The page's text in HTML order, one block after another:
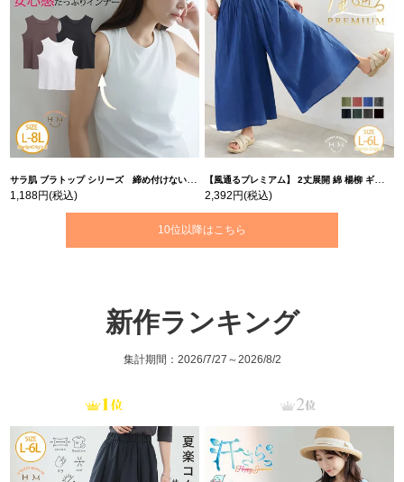
サラ肌 ブラトップ シリーズ 締め付けない リブ タンクトップ | 大きいサイズの通販ならハッピーマリリン
1,188円(税込)
【風通るプレミアム】 2丈展開 綿 楊柳 ギャザー フレア スカンツ 【ウェストゴム】 | 大きいサイズの通販ならハッピーマリリン
2,392円(税込)
10位以降はこちら
新作ランキング
集計期間：2026/7/27～2026/8/2